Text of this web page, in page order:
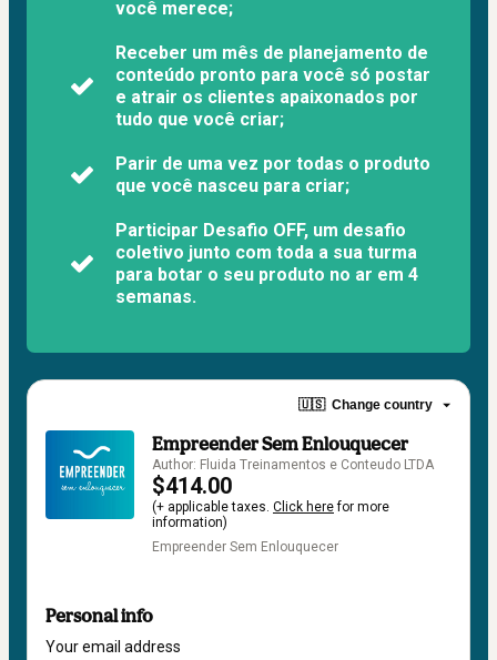
você merece;
Receber um mês de planejamento de
conteúdo pronto para você só postar
e atrair os clientes apaixonados por
tudo que você criar;
Parir de uma vez por todas o produto
que você nasceu para criar;
Participar Desafio OFF, um desafio
coletivo junto com toda a sua turma
para botar o seu produto no ar em 4
semanas.
🇺🇸 Change country
Empreender Sem Enlouquecer
Author: Fluida Treinamentos e Conteudo LTDA
$414.00
(+ applicable taxes. Click herefor more
information)
Empreender Sem Enlouquecer
Personal info
Your email address